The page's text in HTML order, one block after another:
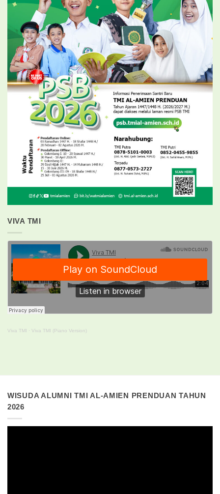
VIVA TMI
Viva TMI · Viva TMI (Piano Version)
WISUDA ALUMNI TMI AL-AMIEN PRENDUAN TAHUN
2026